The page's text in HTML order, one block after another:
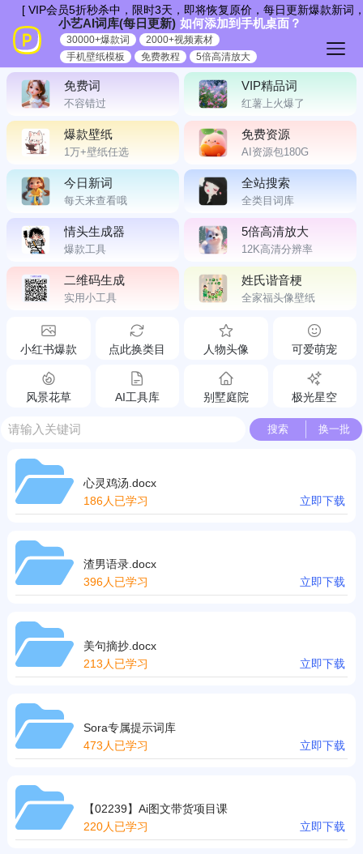
容
免费词
不容错过
VIP精品词
红薯上火爆了
爆款壁纸
1万+壁纸任选
免费资源
AI资源包180G
今日新词
每天来查看哦
全站搜索
全类目词库
情头生成器
爆款工具
5倍高清放大
12K高清分辨率
二维码生成
实用小工具
姓氏谐音梗
全家福头像壁纸
小红书爆款 点此换类目 人物头像 可爱萌宠
风景花草 AI工具库 别墅庭院 极光星空
搜索 换一批
心灵鸡汤.docx
186人已学习
立即下载
渣男语录.docx
396人已学习
立即下载
美句摘抄.docx
213人已学习
立即下载
Sora专属提示词库
473人已学习
立即下载
【02239】Ai图文带货项目课
220人已学习
立即下载
VIP会员5折秒杀中，限时3天，即将恢复原价，每日更新爆款新词，非
小艺AI词库(每日更新) 如何添加到手机桌面？
30000+爆款词
2000+视频素材
手机壁纸模板
免费教程 5倍高清放大